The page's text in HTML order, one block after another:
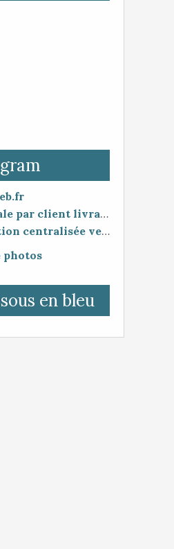
Changement centrale par client livraison 48h mise en service 30 minutes
@Ams budet aspiration centralisée vente en ligne www.aspiration-web.fr
photos
en bleu